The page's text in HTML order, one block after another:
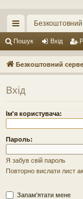
ви
дк
ий
до
ст
уп
Пошук Вхід
Безкоштовний
Вхід
Ім'я користувача:
Пароль:
Я забув свій пароль
Повторно вислати лист
Запам'ятати мене